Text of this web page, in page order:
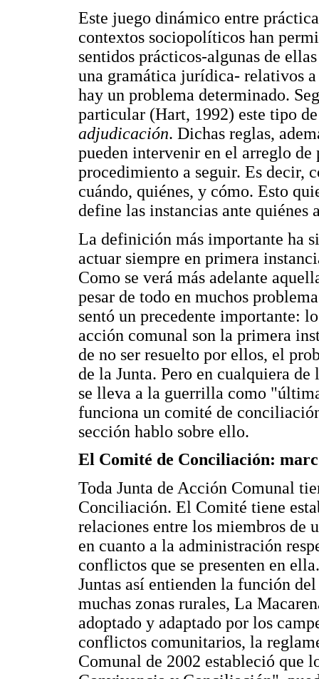
Este juego dinámico entre
contextos sociopolíticos han
sentidos prácticos-algunas de
una gramática jurídica- relativos
hay un problema determinado.
particular (Hart, 1992) este tipo
adjudicación. Dichas reglas,
pueden intervenir en el arreglo
procedimiento a seguir. Es decir,
cuándo, quiénes, y cómo. Esto
define las instancias ante quiénes
La definición más importante ha
actuar siempre en primera
Como se verá más adelante
pesar de todo en muchos
sentó un precedente importante:
acción comunal son la primera
de no ser resuelto por ellos, el
de la Junta. Pero en cualquiera de
se lleva a la guerrilla como
funciona un comité de
sección hablo sobre ello.
El Comité de Conciliación:
Toda Junta de Acción Comunal
Conciliación. El Comité tiene
relaciones entre los miembros de
en cuanto a la administración
conflictos que se presenten en
Juntas así entienden la función
muchas zonas rurales, La
adoptado y adaptado por los
conflictos comunitarios, la
Comunal de 2002 estableció que